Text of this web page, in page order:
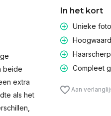
beide
extra
als het
In het kort
Unieke
Compleet
Aan